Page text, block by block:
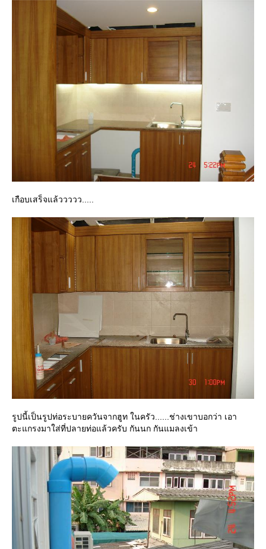
เกือบเสร็จแล้ววววว.....
รูปนี้เป็นรูปท่อระบายควันจากฮูท ในครัว......ช่างเขาบอกว่า เอา
ตะแกรงมาใส่ที่ปลายท่อแล้วครับ กันนก กันแมลงเข้า